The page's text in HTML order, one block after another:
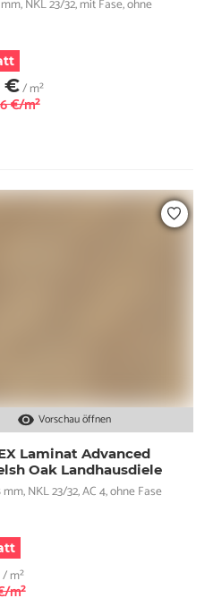
mm, NKL 23/32, mit Fase, ohne
€/ m²
€/m²
Vorschau öffnen
Laminat Advanced
Oak Landhausdiele
mm, NKL 23/32, AC 4, ohne Fase
/ m²
m²